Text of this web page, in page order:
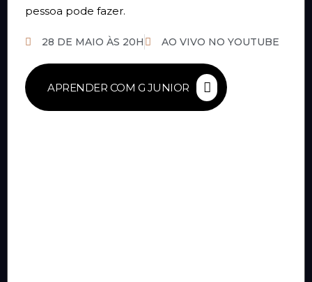
pessoa pode fazer.
28 DE MAIO ÀS 20H AO VIVO NO YOUTUBE
APRENDER COM G JUNIOR